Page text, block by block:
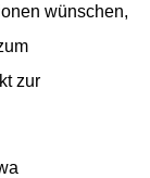
wünschen,
zur